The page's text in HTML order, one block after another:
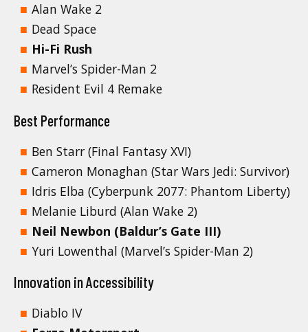
Alan Wake 2
Dead Space
Hi-Fi Rush
Marvel’s Spider-Man 2
Resident Evil 4 Remake
Best Performance
Ben Starr (Final Fantasy XVI)
Cameron Monaghan (Star Wars Jedi: Survivor)
Idris Elba (Cyberpunk 2077: Phantom Liberty)
Melanie Liburd (Alan Wake 2)
Neil Newbon (Baldur’s Gate III)
Yuri Lowenthal (Marvel’s Spider-Man 2)
Innovation in Accessibility
Diablo IV